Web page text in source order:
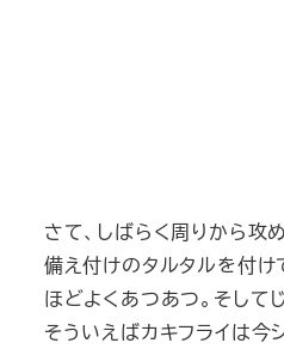
さて、しばらく周りから攻
備え付けのタルタルを付け
ほどよくあつあつ。そし
そういえばカキフライは今